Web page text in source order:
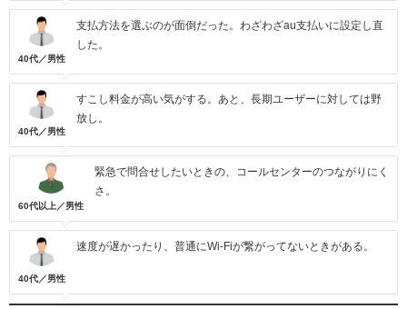
40代／男性
支払方法を選ぶのが面倒だった。わざわざau支払いに設定し直
した。
40代／男性
すこし料金が高い気がする。あと、長期ユーザーに対しては野
放し。
60代以上／男性
緊急で問合せしたいときの、コールセンターのつながりにく
さ。
40代／男性
速度が遅かったり、普通にWi-Fiが繋がってないときがある。